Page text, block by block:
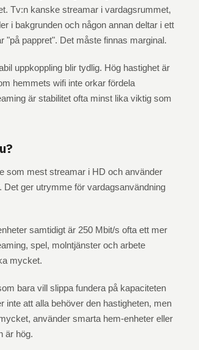
Tv:n kanske streamar i vardagsrummet,
i bakgrunden och någon annan deltar i ett
"på pappret". Det måste finnas marginal.
uppkoppling blir tydlig. Hög hastighet är
hemmets wifi inte orkar fördela
är stabilitet ofta minst lika viktig som
som mest streamar i HD och använder
ger utrymme för vardagsanvändning
samtidigt är 250 Mbit/s ofta ett mer
spel, molntjänster och arbete
mycket.
bara vill slippa fundera på kapaciteten
inte att alla behöver den hastigheten, men
använder smarta hem-enheter eller
är hög.